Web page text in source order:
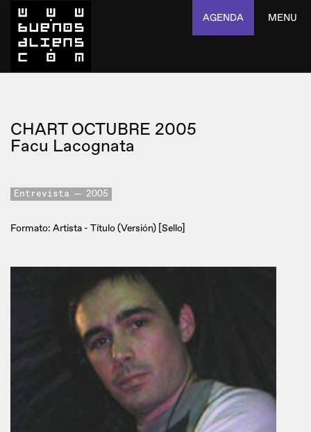
AGENDA MENU
CHART OCTUBRE 2005
Facu Lacognata
Entrevista 2005
Formato: Artista - Título (Versión) [Sello]